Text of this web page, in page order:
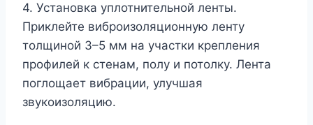
4. Установка уплотнительной ленты.
Приклейте виброизоляционную ленту
толщиной 3–5 мм на участки крепления
профилей к стенам, полу и потолку. Лента
поглощает вибрации, улучшая
звукоизоляцию.